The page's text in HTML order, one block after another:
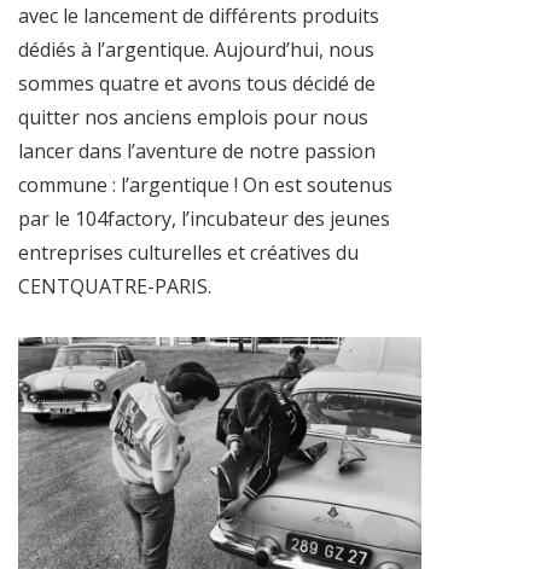
avec le lancement de différents produits
dédiés à l’argentique. Aujourd’hui, nous
sommes quatre et avons tous décidé de
quitter nos anciens emplois pour nous
lancer dans l’aventure de notre passion
commune : l’argentique ! On est soutenus
par le 104factory, l’incubateur des jeunes
entreprises culturelles et créatives du
CENTQUATRE-PARIS.